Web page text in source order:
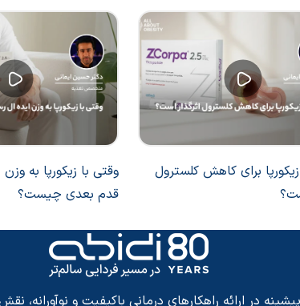
زیکورپا برای کاهش کلسترول
وقتی با زیکورپا به
قدم بعدی چیست؟
در ارائه راهکارهای درمانی باکیفیت و نوآورانه،